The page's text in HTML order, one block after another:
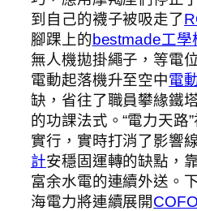
到自己的襪子被吸走了
腳踝上的bestmade工學
無人機拋掛繩子，等電
電動起落機升至空中電
缺，省往了職員攀緣鐵
的功課法式。“電力天路
實行，實時打消了影響
計安穩固運轉的缺點，
富余水電的連續外送。
海電力將連續展開COFO